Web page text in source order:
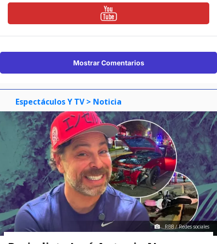
Mostrar Comentarios
Espectáculos Y TV > Noticia
RBB / Redes sociales